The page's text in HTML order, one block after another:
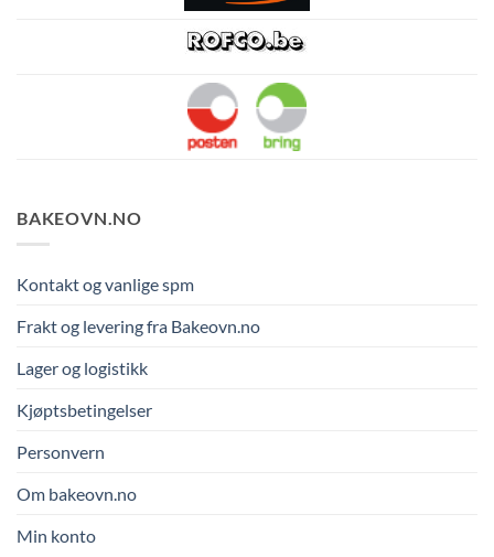
BAKEOVN.NO
Kontakt og vanlige spm
Frakt og levering fra Bakeovn.no
Lager og logistikk
Kjøptsbetingelser
Personvern
Om bakeovn.no
Min konto